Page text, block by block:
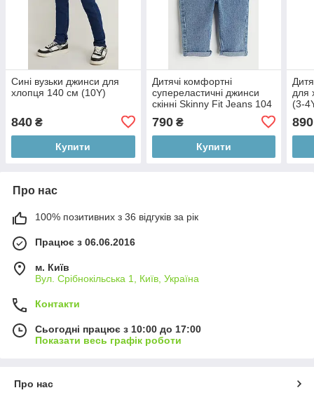
Сині вузьки джинси для
хлопця 140 см (10Y)
840 ₴
Купити
Дитячі комфортні
супереластичні джинси
скінні Skinny Fit Jeans 104
790₴
Купити
для
(3-
890
Про нас
100% позитивних з 36 відгуків за рік
Працює з 06.06.2016
м. Київ
Вул. Срібнокільська 1, Київ, Україна
Контакти
Сьогодні працює з 10:00 до 17:00
Показати весь графік роботи
Про нас